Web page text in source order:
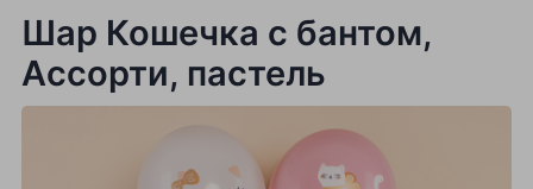
Шар Кошечка с бантом,
Ассорти, пастель